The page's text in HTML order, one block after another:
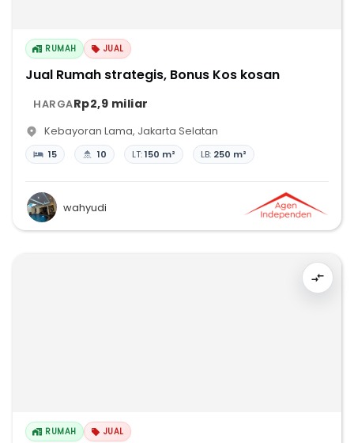
RUMAH JUAL
Jual Rumah strategis, Bonus Kos kosan
HARGARp2,9 miliar
Kebayoran Lama, Jakarta Selatan
15 10 LT:150 m² LB: 250 m²
wahyudi
RUMAH JUAL